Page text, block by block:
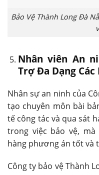
Bảo Vệ Thành Long Đà
Nhân viên An
Trợ Đa Dạng Các
Nhân sự an ninh của
tạo chuyên môn bài
tế công tác và qua sát
trong việc bảo vệ,
hàng phương án tốt và
Công ty bảo vệ Thành